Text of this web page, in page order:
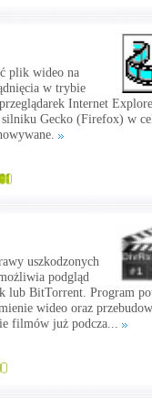
plik wideo na
w trybie
Internet
silniku Gecko (Firefox) w
uszkodzonych
podgląd
lub BitTorrent. Program
wideo oraz
filmów już podcza...